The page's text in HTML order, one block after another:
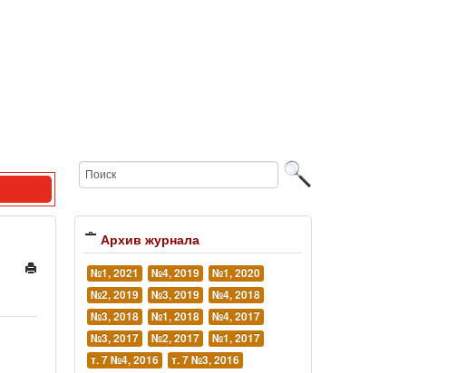
Архив журнала
№1, 2021 №4, 2019
№1, 2020
№2, 2019
№3, 2019
№4, 2018
№3, 2018
№1, 2018
№4, 2017
№3, 2017
№2, 2017
№1, 2017
т. 7 №4, 2016
т. 7 №3, 2016